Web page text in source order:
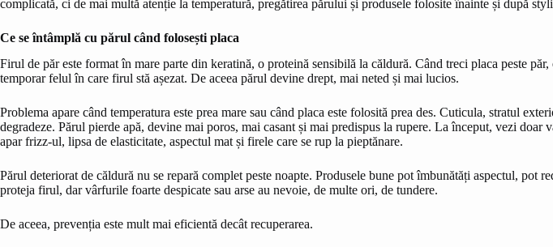
complicată, ci de mai multă atenție la temperatură, pregătirea părului și produsele folosite înainte și după
Ce se întâmplă cu părul când folosești placa
Firul de păr este format în mare parte din keratină, o proteină sensibilă la căldură. Când treci placa peste
temporar felul în care firul stă așezat. De aceea părul devine drept, mai neted și mai lucios.
Problema apare când temperatura este prea mare sau când placa este folosită prea des. Cuticula, stratul
degradeze. Părul pierde apă, devine mai poros, mai casant și mai predispus la rupere. La început, vezi doar
apar frizz-ul, lipsa de elasticitate, aspectul mat și firele care se rup la pieptănare.
Părul deteriorat de căldură nu se repară complet peste noapte. Produsele bune pot îmbunătăți aspectul, pot
proteja firul, dar vârfurile foarte despicate sau arse au nevoie, de multe ori, de tundere.
De aceea, prevenția este mult mai eficientă decât recuperarea.